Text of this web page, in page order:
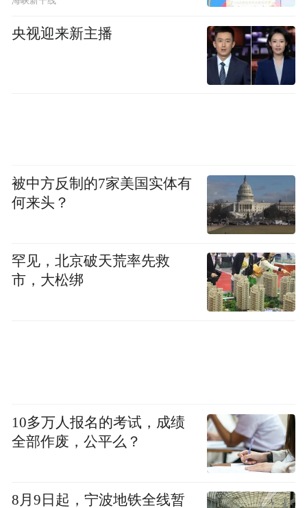
央视迎来新主播
被中方反制的7家美国实体有
何来头？
罕见，北京破天荒率先救
市，大松绑
10多万人报名的考试，成绩
全部作废，公平么？
8月9日起，宁波地铁全线暂